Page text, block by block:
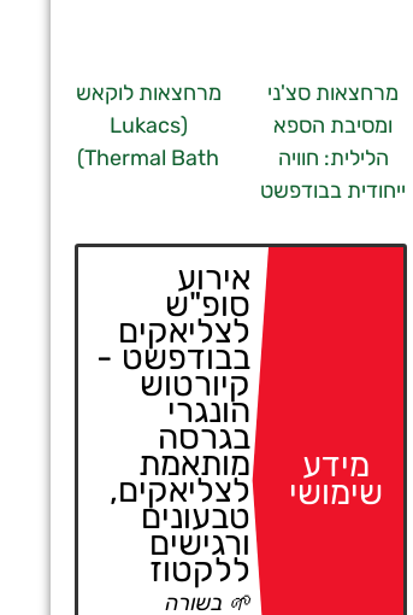
מרחצאות סצ'ני
ומסיבת הספא
הלילית: חוויה
ייחודית בבודפשט
מרחצאות לוקאש
(Lukacs
Thermal Bath)
מידע
שימושי
אירוע
סופ"ש
לצליאקים
בבודפשט -
קיורטוש
הונגרי
בגרסה
מותאמת
לצליאקים,
טבעונים
ורגישים
ללקטוז
🌱 בשורה